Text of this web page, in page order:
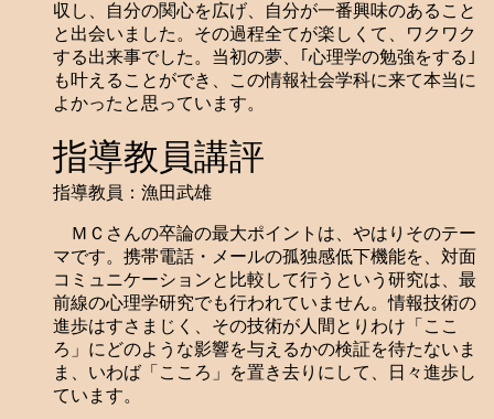
収し、自分の関心を広げ、自分が一番興味のあること
と出会いました。その過程全てが楽しくて、ワクワク
する出来事でした。当初の夢、｢心理学の勉強をする｣
も叶えることができ、この情報社会学科に来て本当に
よかったと思っています。
指導教員講評
指導教員：漁田武雄
ＭＣさんの卒論の最大ポイントは、やはりそのテー
マです。携帯電話・メールの孤独感低下機能を、対面
コミュニケーションと比較して行うという研究は、最
前線の心理学研究でも行われていません。情報技術の
進歩はすさまじく、その技術が人間とりわけ「ここ
ろ」にどのような影響を与えるかの検証を待たないま
ま、いわば「こころ」を置き去りにして、日々進歩し
ています。